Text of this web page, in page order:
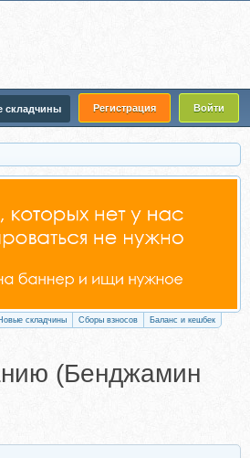
Регистрация Войти
складчины
складчины Сборы взносов Баланс и кешбек
(Бенджамин